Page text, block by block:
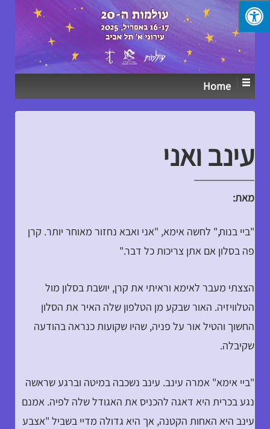
↓
SKIP
TO
CONTENT
Home
עינב ואני
מאת:
"ביי בנות," לחשה אימא, "אני ואבא נחזור מאוחר יותר. קרן
פה בסלון אם אתן צריכות כל דבר."
הצצתי מעבר לאימא וראיתי את קרן, יושבת בסלון מול
הטלוויזיה. האור שבקע מן הטלפון שלה האיר את הסלון
החשוך והטיל אור על פניה, שהיו שקועות כנראה בהודעה
שקיבלה.
"ביי אימא" אמרה עינב. עינב נשכבה במיטה וברגע שראשה
נגע בכרית היא דאגה להכניס את האגודל שלה לפיה. אמנם
עינב היא האחות הקטנה, אך היא גדולה מדיי בשביל "אצבע